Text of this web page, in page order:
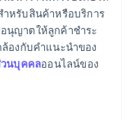
ำหรับสินค้าหรือบริการ
นุญาตให้ลูกค้าชำระ
องกับคำแนะนำของ
นบุคคลออนไลน์ของ